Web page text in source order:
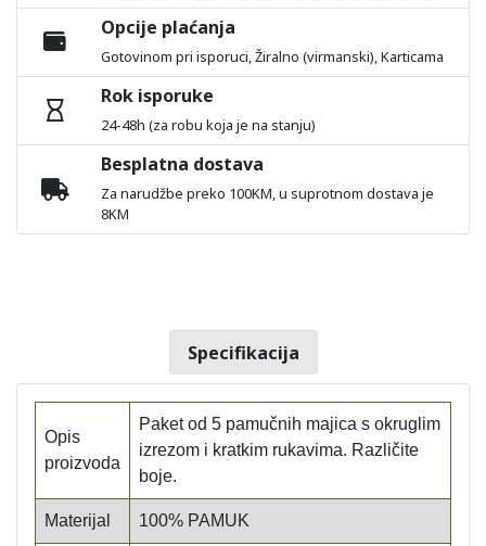
Opcije plaćanja
Gotovinom pri isporuci, Žiralno (virmanski), Karticama
Rok isporuke
24-48h (za robu koja je na stanju)
Besplatna dostava
Za narudžbe preko 100KM, u suprotnom dostava je
8KM
Specifikacija
Opis
proizvoda
Paket od 5 pamučnih majica s okruglim
izrezom i kratkim rukavima. Različite
boje.
Materijal 100% PAMUK